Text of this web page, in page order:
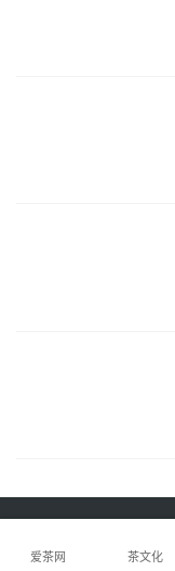
爱茶网 茶文化